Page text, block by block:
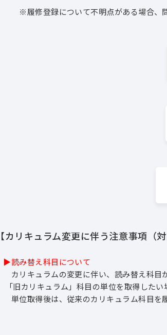
※履修登録について不明点がある場合、問
【カリキュラム変更に伴う注意事項（
▶読み替え科目について
カリキュラムの変更に伴い、読み替え科目
「旧カリキュラム」科目の単位を取得した
単位取得後は、従来のカリキュラム科目を